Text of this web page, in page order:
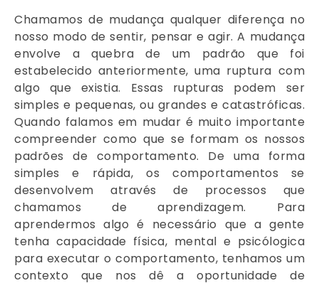
Chamamos de mudança qualquer diferença no
nosso modo de sentir, pensar e agir. A mudança
envolve a quebra de um padrão que foi
estabelecido anteriormente, uma ruptura com
algo que existia. Essas rupturas podem ser
simples e pequenas, ou grandes e catastróficas.
Quando falamos em mudar é muito importante
compreender como que se formam os nossos
padrões de comportamento. De uma forma
simples e rápida, os comportamentos se
desenvolvem através de processos que
chamamos de aprendizagem. Para
aprendermos algo é necessário que a gente
tenha capacidade física, mental e psicólogica
para executar o comportamento, tenhamos um
contexto que nos dê a oportunidade de